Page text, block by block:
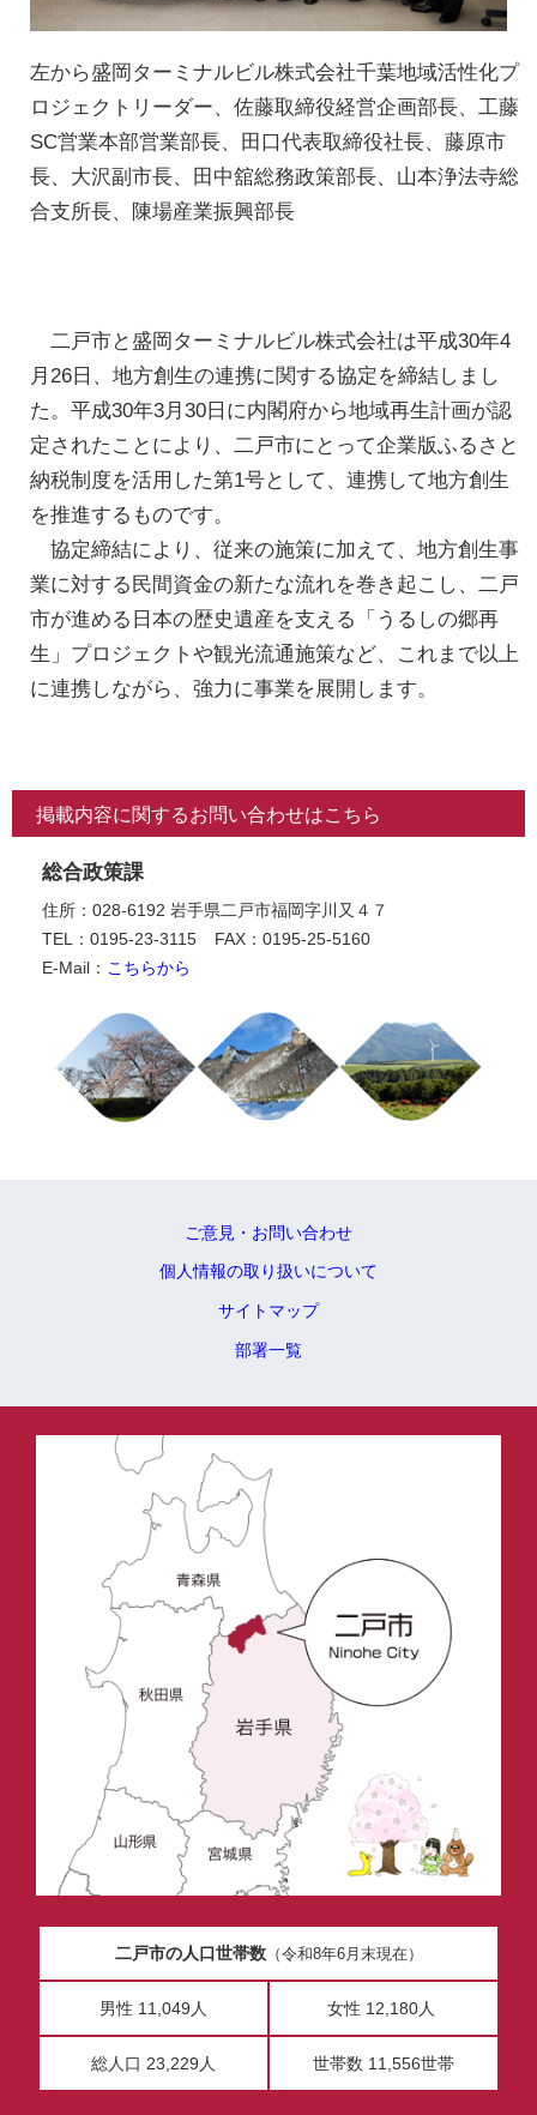
左から盛岡ターミナルビル株式会社千葉地域活性化プ
ロジェクトリーダー、佐藤取締役経営企画部長、工藤
SC営業本部営業部長、田口代表取締役社長、藤原市
長、大沢副市長、田中舘総務政策部長、山本浄法寺総
合支所長、陳場産業振興部長
二戸市と盛岡ターミナルビル株式会社は平成30年4
月26日、地方創生の連携に関する協定を締結しまし
た。平成30年3月30日に内閣府から地域再生計画が認
定されたことにより、二戸市にとって企業版ふるさと
納税制度を活用した第1号として、連携して地方創生
を推進するものです。
協定締結により、従来の施策に加えて、地方創生事
業に対する民間資金の新たな流れを巻き起こし、二戸
市が進める日本の歴史遺産を支える「うるしの郷再
生」プロジェクトや観光流通施策など、これまで以上
に連携しながら、強力に事業を展開します。
掲載内容に関するお問い合わせはこちら
総合政策課
住所：028-6192 岩手県二戸市福岡字川又４７
TEL：0195-23-3115
FAX：0195-25-5160
E-Mail： こちらから
ご意見・お問い合わせ
個人情報の取り扱いについて
サイトマップ
部署一覧
二戸市の人口世帯数（令和8年6月末現在）
男性 11,049人 女性 12,180人
総人口 23,229人 世帯数 11,556世帯